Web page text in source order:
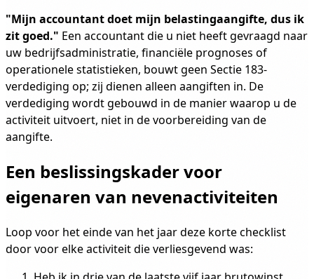
"Mijn accountant doet mijn belastingaangifte, dus ik
zit goed." Een accountant die u niet heeft gevraagd naar
uw bedrijfsadministratie, financiële prognoses of
operationele statistieken, bouwt geen Sectie 183-
verdediging op; zij dienen alleen aangiften in. De
verdediging wordt gebouwd in de manier waarop u de
activiteit uitvoert, niet in de voorbereiding van de
aangifte.
Een beslissingskader voor
eigenaren van nevenactiviteiten
Loop voor het einde van het jaar deze korte checklist
door voor elke activiteit die verliesgevend was: